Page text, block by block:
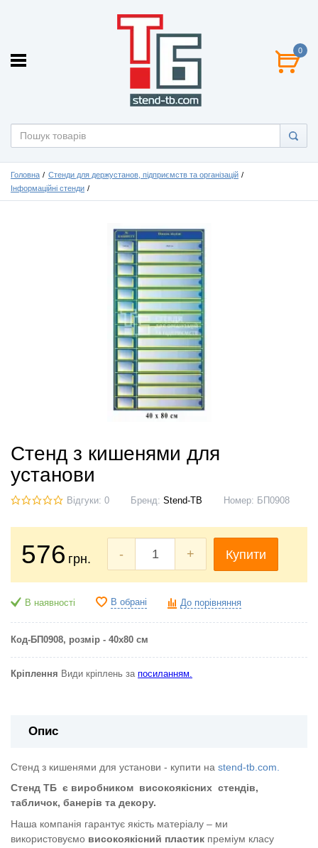
0
Головна
Стенди для держустанов, підприємств та організацій
Інформаційні стенди
Стенд з кишенями для
установи
Відгуки: 0 Бренд: Stend-TB Номер: БП0908
576 грн. - + Купити
В наявності В обрані До порівняння
Код-БП0908, розмір - 40х80 см
Кріплення Види кріплень за посиланням.
Опис
Стенд з кишенями для установи - купити на stend-tb.com.
Стенд ТБ є виробником високоякісних стендів,
табличок, банерів та декору.
Наша компанія гарантує якість матеріалу – ми
використовуємо високоякісний пластик преміум класу